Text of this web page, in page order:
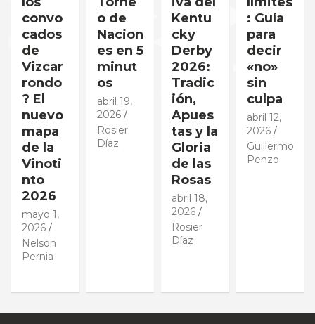
convo
cados
de
Vizcar
rondo
? El
nuevo
mapa
de la
Vinoti
nto
2026
mayo 1,
2026
Nelson
Pernia
o de
Nacion
es en 5
minut
os
abril 19,
2026
Rosier
Díaz
Kentu
cky
Derby
2026:
Tradic
ión,
Apues
tas y la
Gloria
de las
Rosas
abril 18,
2026
Rosier
Díaz
: Guía
para
decir
«no»
sin
culpa
abril 12,
2026
Guillermo
Penzo